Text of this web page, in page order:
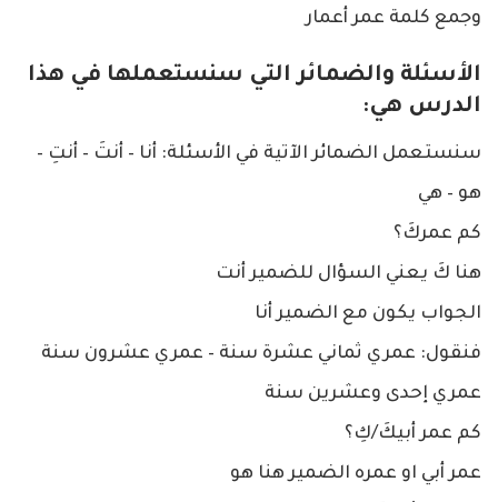
وجمع كلمة عمر أعمار
الأسئلة والضمائر التي سنستعملها في هذا
الدرس هي:
سنستعمل الضمائر الآتية في الأسئلة: أنا – أنتَ – أنتِ –
هو – هي
كم عمركَ؟
هنا كَ يعني السؤال للضمير أنت
الجواب يكون مع الضمير أنا
فنقول: عمري ثماني عشرة سنة – عمري عشرون سنة
عمري إحدى وعشرين سنة
كم عمر أبيكَ/كِ؟
عمر أبي او عمره الضمير هنا هو